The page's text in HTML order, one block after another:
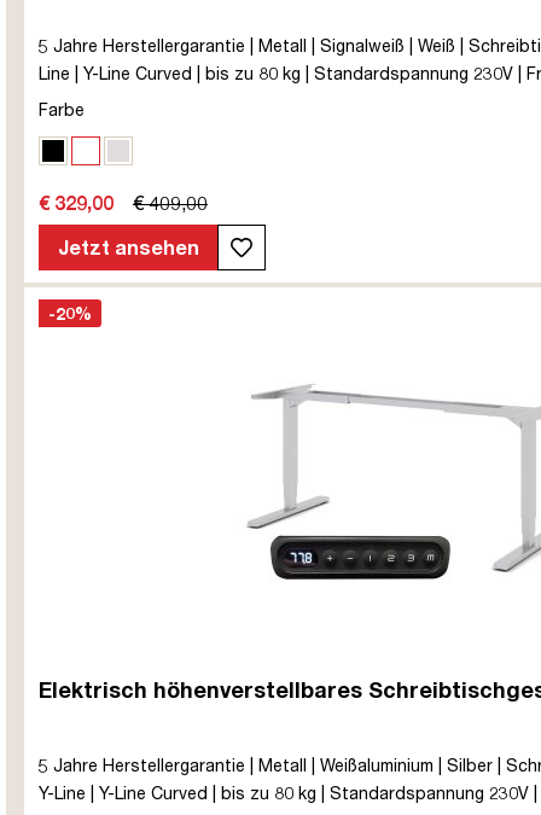
5 Jahre Herstellergarantie | Metall | Signalweiß | Weiß |
Line | Y-Line Curved | bis zu 80 kg | Standardspannung 230V |
Elektrisch höhenverstellbar | Teleskopierbar 120-180cm
Farbe
€ 329,00
€ 409,00
Jetzt ansehen
-20%
Elektrisch höhenverstellbares
5 Jahre Herstellergarantie | Metall | Weißaluminium | Silber |
Y-Line | Y-Line Curved | bis zu 80 kg | Standardspannung